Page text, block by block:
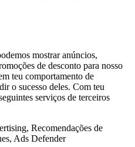
mostrar anúncios,
de desconto para nosso
teu comportamento de
o sucesso deles. Com teu
serviços de terceiros
Recomendações de
Ads Defender